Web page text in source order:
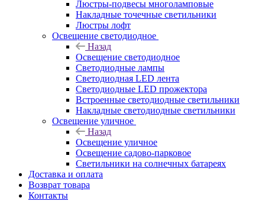
Люстры-подвесы многоламповые
Накладные точечные светильники
Люстры лофт
Освещение светодиодное
Назад
Освещение светодиодное
Светодиодные лампы
Светодиодная LED лента
Светодиодные LED прожектора
Встроенные светодиодные светильники
Накладные светодиодные светильники
Освещение уличное
Назад
Освещение уличное
Освещение садово-парковое
Светильники на солнечных батареях
Доставка и оплата
Возврат товара
Контакты